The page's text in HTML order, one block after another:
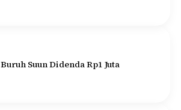
Buruh Suun Didenda Rp1 Juta